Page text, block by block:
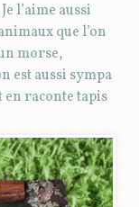
l’aime aussi
que l’on
morse,
est aussi sympa
en raconte tapis